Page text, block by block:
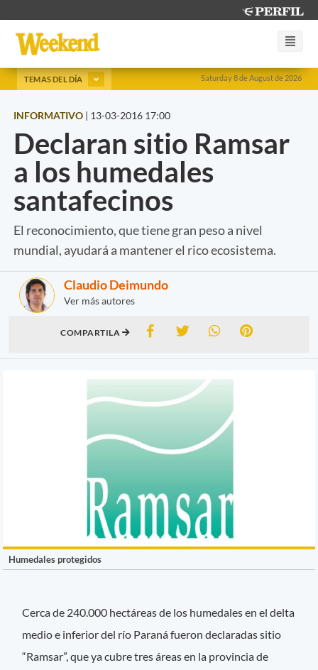
Saturday 8 de August de 2026
TEMAS DEL DÍA
INFORMATIVO | 13-03-2016 17:00
Declaran sitio Ramsar
a los humedales
santafecinos
El reconocimiento, que tiene gran peso a nivel
mundial, ayudará a mantener el rico ecosistema.
Claudio Deimundo
Ver más autores
COMPARTILA
Humedales protegidos
Cerca de 240.000 hectáreas de los humedales en el delta
medio e inferior del río Paraná fueron declaradas sitio
“Ramsar”, que ya cubre tres áreas en la provincia de